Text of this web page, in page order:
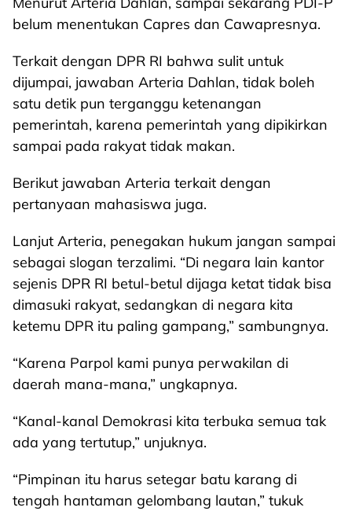
belum menentukan Capres dan Cawapresnya.
Terkait dengan DPR RI bahwa sulit untuk
dijumpai, jawaban Arteria Dahlan, tidak boleh
satu detik pun terganggu ketenangan
pemerintah, karena pemerintah yang dipikirkan
sampai pada rakyat tidak makan.
Berikut jawaban Arteria terkait dengan
pertanyaan mahasiswa juga.
Lanjut Arteria, penegakan hukum jangan sampai
sebagai slogan terzalimi. “Di negara lain kantor
sejenis DPR RI betul-betul dijaga ketat tidak bisa
dimasuki rakyat, sedangkan di negara kita
ketemu DPR itu paling gampang,” sambungnya.
“Karena Parpol kami punya perwakilan di
daerah mana-mana,” ungkapnya.
“Kanal-kanal Demokrasi kita terbuka semua tak
ada yang tertutup,” unjuknya.
“Pimpinan itu harus setegar batu karang di
tengah hantaman gelombang lautan,” tukuk